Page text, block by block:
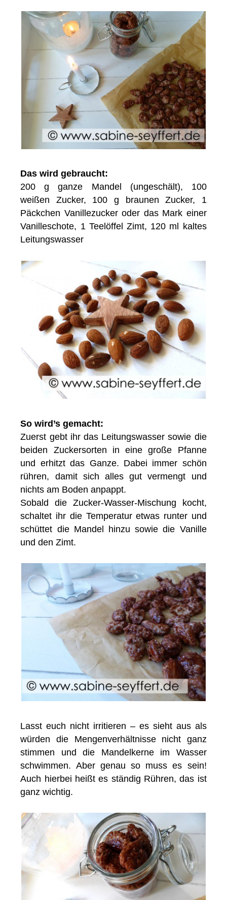
Das wird gebraucht:
200 g ganze Mandel (ungeschält), 100
weißen Zucker, 100 g braunen Zucker, 1
Päckchen Vanillezucker oder das Mark einer
Vanilleschote, 1 Teelöffel Zimt, 120 ml kaltes
Leitungswasser
So wird’s gemacht:
Zuerst gebt ihr das Leitungswasser sowie die
beiden Zuckersorten in eine große Pfanne
und erhitzt das Ganze. Dabei immer schön
rühren, damit sich alles gut vermengt und
nichts am Boden anpappt.
Sobald die Zucker-Wasser-Mischung kocht,
schaltet ihr die Temperatur etwas runter und
schüttet die Mandel hinzu sowie die Vanille
und den Zimt.
Lasst euch nicht irritieren – es sieht aus als
würden die Mengenverhältnisse nicht ganz
stimmen und die Mandelkerne im Wasser
schwimmen. Aber genau so muss es sein!
Auch hierbei heißt es ständig Rühren, das ist
ganz wichtig.